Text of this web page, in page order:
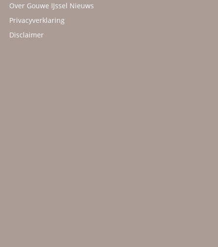
Over Gouwe IJssel Nieuws
Privacyverklaring
Disclaimer